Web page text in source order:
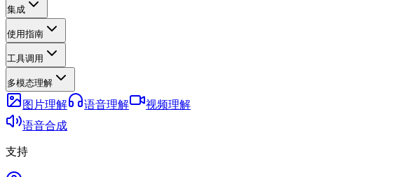
集成
使用指南
工具调用
多模态理解
图片理解 语音理解
视频理解
语音合成
支持